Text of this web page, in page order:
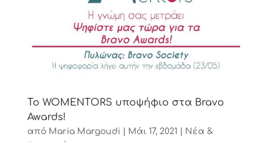
Το WOMENTORS υποψήφιο στα Bravo
Awards!
από Maria Margoudi Μάι 17, 2021
Νέα &